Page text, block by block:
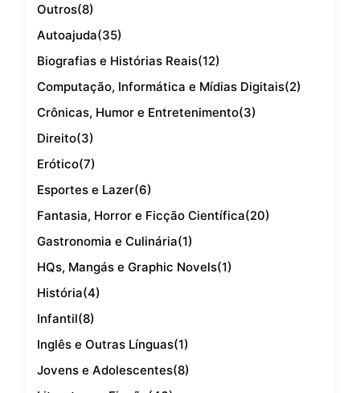
Outros(8)
Autoajuda(35)
Biografias e Histórias Reais(12)
Computação, Informática e Mídias Digitais(2)
Crônicas, Humor e Entretenimento(3)
Direito(3)
Erótico(7)
Esportes e Lazer(6)
Fantasia, Horror e Ficção Científica(20)
Gastronomia e Culinária(1)
HQs, Mangás e Graphic Novels(1)
História(4)
Infantil(8)
Inglês e Outras Línguas(1)
Jovens e Adolescentes(8)